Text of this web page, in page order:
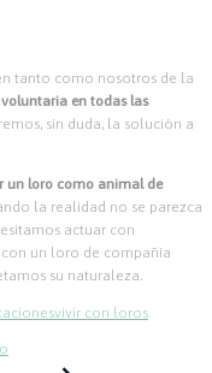
tanto como nosotros de la
en todas las
sin duda, la solución a
un loro como animal de
la realidad no se parezca
actuar con
un loro de compañía
su naturaleza.
vivir con loros